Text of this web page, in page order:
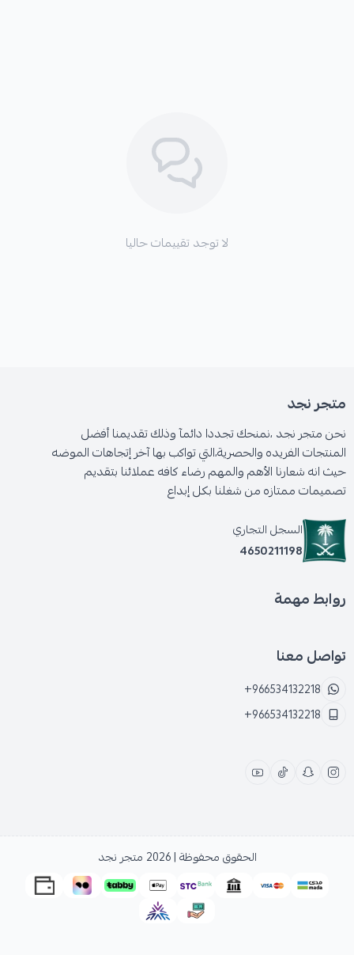
لا توجد تقييمات حاليا
متجر نجد
نحن متجر نجد ،نمنحك تجددا دائمآ وذلك تقديمنا أفضل
المنتجات الفريده والحصرية،التي تواكب بها آخر إتجاهات الموضه
حيث انه شعارنا الأهم والمهم رضاء كافه عملائنا بتقديم
تصميمات ممتازه من شغلنا بكل إبداع
السجل التجاري
4650211198
روابط مهمة
تواصل معنا
+966534132218
+966534132218
الحقوق محفوظة | 2026 متجر نجد